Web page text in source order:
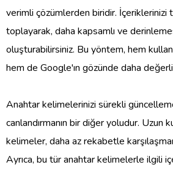
verimli çözümlerden biridir. İçeriklerinizi
toplayarak, daha kapsamlı ve
oluşturabilirsiniz. Bu yöntem, hem
hem de Google'ın gözünde daha
Anahtar kelimelerinizi sürekli
canlandırmanın bir diğer yoludur. Uzun
kelimeler, daha az rekabetle
Ayrıca, bu tür anahtar kelimelerle ilgili